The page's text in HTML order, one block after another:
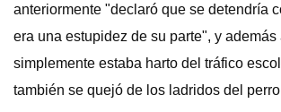
anteriormente "declaró que se detendría
era una estupidez de su parte", y además
simplemente estaba harto del tráfico
también se quejó de los ladridos del